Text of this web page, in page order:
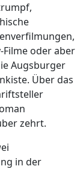
Filme oder aber
Augsburger
Über das
zehrt.
in der